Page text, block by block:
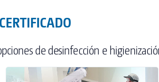
de desinfección e